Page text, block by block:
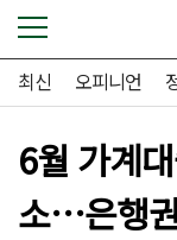
최신 오피니언
6월 가계
소…은행